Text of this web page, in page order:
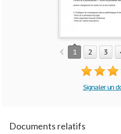
1 2 3
Signaler un
Documents relatifs